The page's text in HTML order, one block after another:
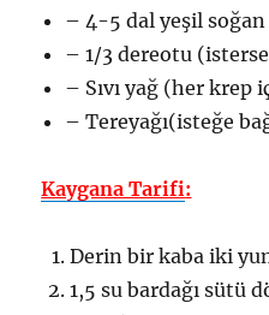
– 4-5 dal yeşil soğan
– 1/3 dereotu
– Sıvı yağ (her krep
– Tereyağı(isteğe
Kaygana Tarifi:
Derin bir kaba iki
1,5 su bardağı sütü